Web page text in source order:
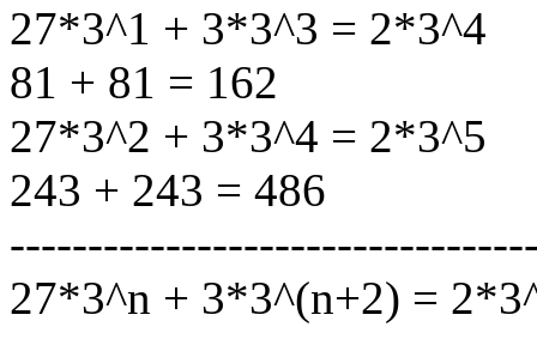
27*3^1 + 3*3^3 = 2*3^4
81 + 81 = 162
27*3^2 + 3*3^4 = 2*3^5
243 + 243 = 486
27*3^n + 3*3^(n+2) =